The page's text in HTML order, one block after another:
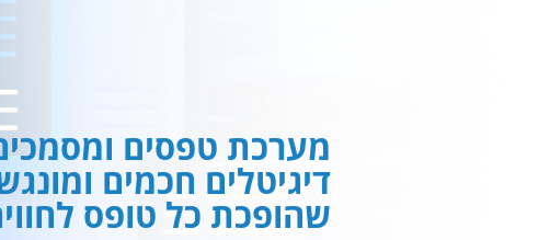
מערכת טפסים
דיגיטלים חכמים
שהופכת כל טופס